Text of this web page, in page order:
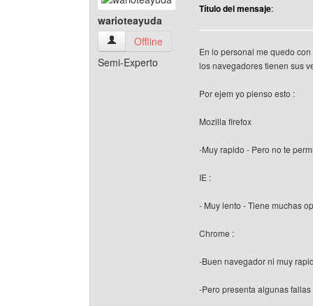
warioteayuda
warioteayuda Ver perfil del usuario
Offline
Semi-Experto
Título del mensaje:
En lo personal me quedo
los navegadores tienen sus
Por ejem yo pienso esto :
Mozilla firefox
-Muy rapido - Pero no te
IE :
- Muy lento - Tiene muchas
Chrome :
-Buen navegador ni muy
-Pero presenta algunas